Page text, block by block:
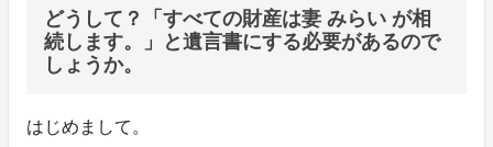
どうして？「すべての財産は妻 みらい が相
続します。」と遺言書にする必要があるので
しょうか。
はじめまして。